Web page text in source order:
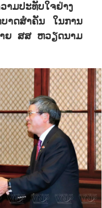
າມປະທັບໃຈຢ່າງ
າດສຳຄັນ ໃນການ
ຍ ສສ ຫວຽດນາມ